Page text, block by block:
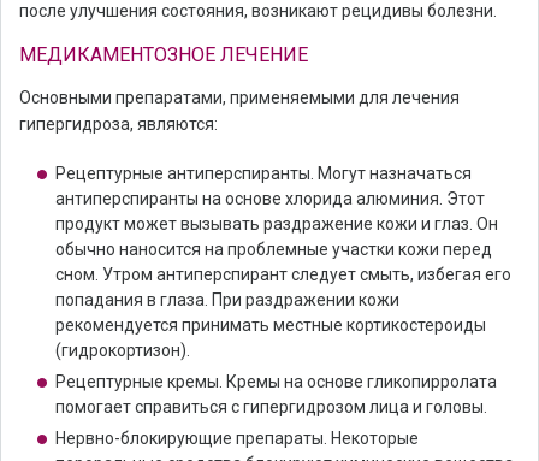
после улучшения состояния, возникают рецидивы болезни.
МЕДИКАМЕНТОЗНОЕ ЛЕЧЕНИЕ
Основными препаратами, применяемыми для лечения
гипергидроза, являются:
Рецептурные антиперспиранты. Могут назначаться
антиперспиранты на основе хлорида алюминия. Этот
продукт может вызывать раздражение кожи и глаз. Он
обычно наносится на проблемные участки кожи перед
сном. Утром антиперспирант следует смыть, избегая его
попадания в глаза. При раздражении кожи
рекомендуется принимать местные кортикостероиды
(гидрокортизон).
Рецептурные кремы. Кремы на основе гликопирролата
помогает справиться с гипергидрозом лица и головы.
Нервно-блокирующие препараты. Некоторые